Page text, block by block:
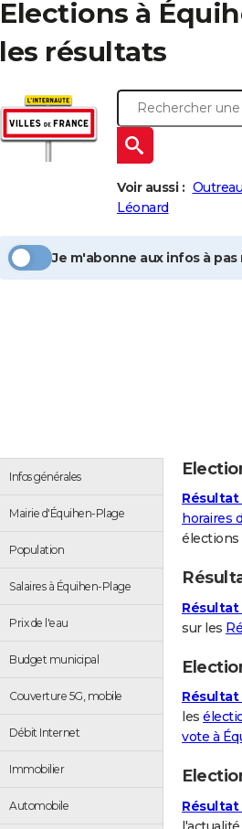
Elections à
les résultats
Voir aussi : Outreau
Léonard
Je m'abonne aux infos à pas
Infos générales
Mairie d'Équihen-Plage
Population
Salaires à Équihen-Plage
Prix de l'eau
Budget municipal
Couverture 5G, mobile
Débit Internet
Immobilier
Automobile
Résultat
horaires
Résultat
sur les
Résultat
les
vote à
Résultat